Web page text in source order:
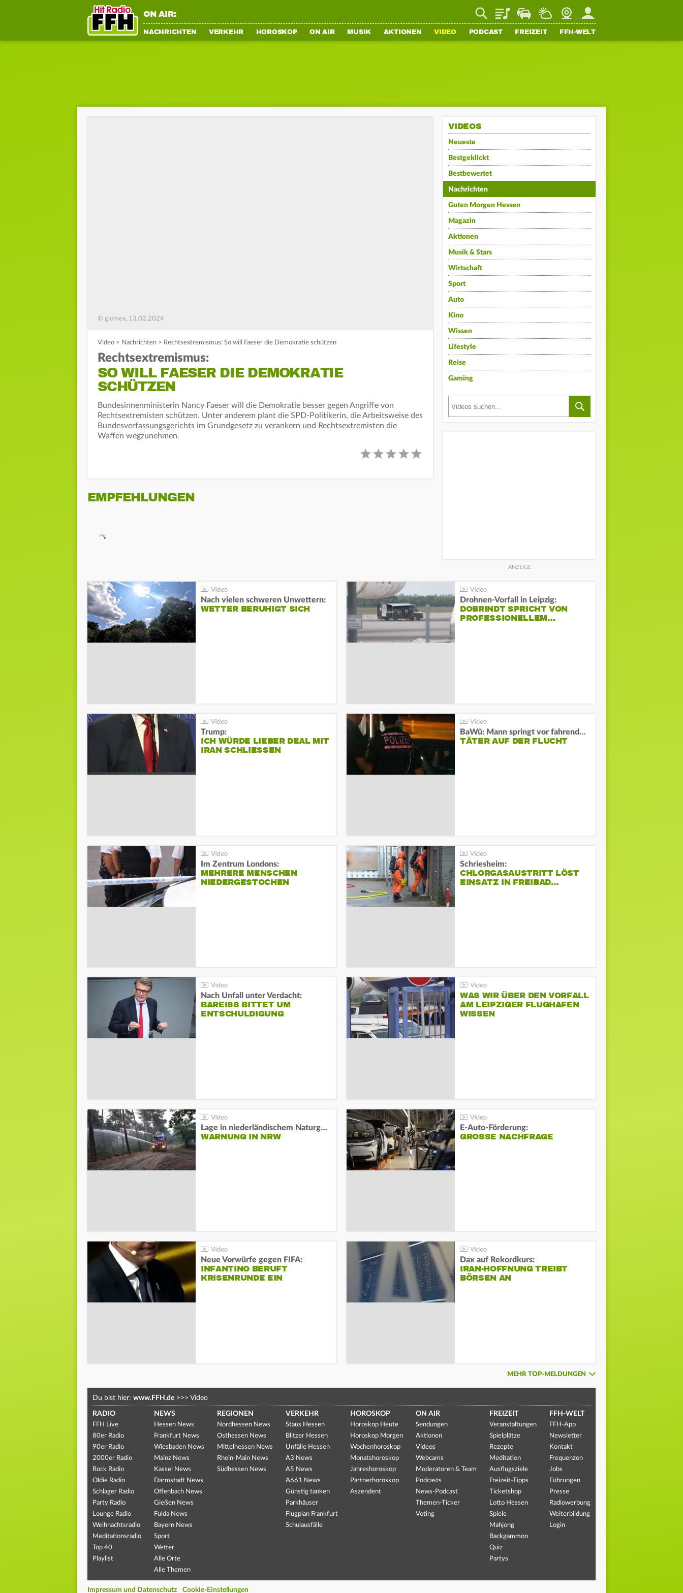
ON AIR: PlaylistStaupilotWetterWebcamMein FFH
NACHRICHTEN VERKEHR HOROSKOP ON AIR MUSIK AKTIONEN VIDEO PODCAST FREIZEIT FFH-WELT
© glomex, 13.02.2024
Video > Nachrichten > Rechtsextremismus: So will Faeser die Demokratie schützen
Rechtsextremismus:
SO WILL FAESER DIE DEMOKRATIE
SCHÜTZEN
Bundesinnenministerin Nancy Faeser will die Demokratie besser gegen Angriffe von
Rechtsextremisten schützen. Unter anderem plant die SPD-Politikerin, die Arbeitsweise des
Bundesverfassungsgerichts im Grundgesetz zu verankern und Rechtsextremisten die
Waffen wegzunehmen.
EMPFEHLUNGEN
VIDEOS
Neueste
Bestgeklickt
Bestbewertet
Nachrichten
Guten Morgen Hessen
Magazin
Aktionen
Musik & Stars
Wirtschaft
Sport
Auto
Kino
Wissen
Lifestyle
Reise
Gaming
Nach vielen schweren Unwettern:
WETTER BERUHIGT SICH
Drohnen-Vorfall in Leipzig:
DOBRINDT SPRICHT VON
PROFESSIONELLEM…
Trump:
ICH WÜRDE LIEBER DEAL MIT
IRAN SCHLIESSEN
BaWü: Mann springt vor fahrendes Auto und schießt
TÄTER AUF DER FLUCHT
Im Zentrum Londons:
MEHRERE MENSCHEN
NIEDERGESTOCHEN
Schriesheim:
CHLORGASAUSTRITT LÖST
EINSATZ IN FREIBAD…
Nach Unfall unter Verdacht:
BAREISS BITTET UM E
NTSCHULDIGUNG
WAS WIR ÜBER DEN VORFALL
AM LEIPZIGER FLUGHAFEN
WISSEN
Lage in niederländischem Naturgebiet stabil
WARNUNG IN NRW
E-Auto-Förderung:
GROSSE NACHFRAGE
Neue Vorwürfe gegen FIFA:
INFANTINO BERUFT
KRISENRUNDE EIN
Dax auf Rekordkurs:
IRAN-HOFFNUNG TREIBT
BÖRSEN AN
MEHR TOP-MELDUNGEN
Du bist hier: www.FFH.de >>> Video
RADIO
FFH Live
80er Radio
90er Radio
2000er Radio
Rock Radio
Oldie Radio
Schlager Radio
Party Radio
Lounge Radio
Weihnachtsradio
Meditationsradio
Top 40
Playlist
NEWS
Hessen News
Frankfurt News
Wiesbaden News
Mainz News
Kassel News
Darmstadt News
Offenbach News
Gießen News
Fulda News
Bayern News
Sport
Wetter
Alle Orte
Alle Themen
REGIONEN
Nordhessen News
Osthessen News
Mittelhessen News
Rhein-Main News
Südhessen News
VERKEHR
Staus Hessen
Blitzer Hessen
Unfälle Hessen
A3 News
A5 News
A661 News
Günstig tanken
Parkhäuser
Flugplan Frankfurt
Schulausfälle
HOROSKOP
Horoskop Heute
Horoskop Morgen
Wochenhoroskop
Monatshoroskop
Jahreshoroskop
Partnerhoroskop
Aszendent
ON AIR
Sendungen
Aktionen
Videos
Webcams
Moderatoren & Team
Podcasts
News-Podcast
Themen-Ticker
Voting
FREIZEIT
Veranstaltungen
Spielplätze
Rezepte
Meditation
Ausflugsziele
Freizeit-Tipps
Ticketshop
Lotto Hessen
Spiele
Mahjong
Backgammon
Quiz
Partys
FFH-WELT
FFH-App
Newsletter
Kontakt
Frequenzen
Jobs
Führungen
Presse
Radiowerbung
Weiterbildung
Login
Impressum und Datenschutz Cookie-Einstellungen